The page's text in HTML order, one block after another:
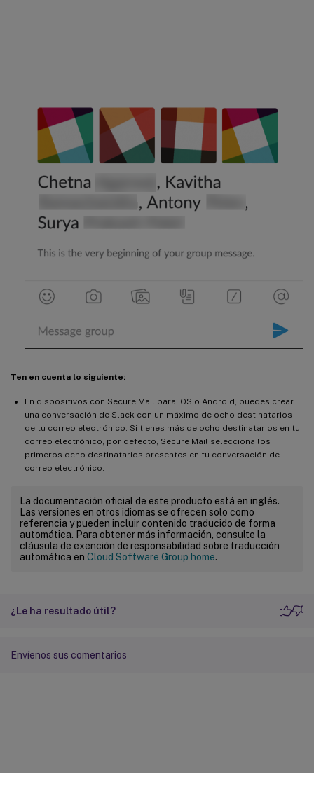
Ten en cuenta lo siguiente:
En dispositivos con Secure Mail para iOS o Android, puedes crear
una conversación de Slack con un máximo de ocho destinatarios
de tu correo electrónico. Si tienes más de ocho destinatarios en tu
correo electrónico, por defecto, Secure Mail selecciona los
primeros ocho destinatarios presentes en tu conversación de
correo electrónico.
La documentación oficial de este producto está en inglés.
Las versiones en otros idiomas se ofrecen solo como
referencia y pueden incluir contenido traducido de forma
automática. Para obtener más información, consulte la
cláusula de exención de responsabilidad sobre traducción
automática en Cloud Software Group home.
¿Le ha resultado útil?
Envíenos sus comentarios